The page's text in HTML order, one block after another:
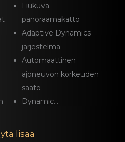
Liukuva
panoraamakatto
Adaptive Dynamics -
järjestelmä
Automaattinen
ajoneuvon korkeuden
säätö
Dynamic...
lisää